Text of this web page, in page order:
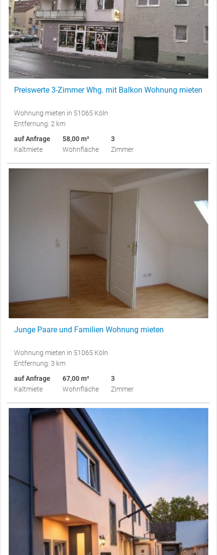
Preiswerte 3-Zimmer Whg. mit Balkon Wohnung mieten
Wohnung mieten in 51065 Köln
Entfernung: 2 km
auf Anfrage
Kaltmiete
58,00 m²
Wohnfläche
3
Zimmer
Junge Paare und Familien Wohnung mieten
Wohnung mieten in 51065 Köln
Entfernung: 3 km
auf Anfrage
Kaltmiete
67,00 m²
Wohnfläche
3
Zimmer